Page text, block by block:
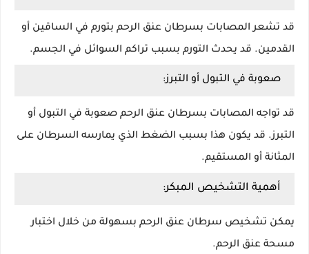
قد تشعر المصابات بسرطان عنق الرحم بتورم في الساقين أو
القدمين. قد يحدث التورم بسبب تراكم السوائل في الجسم.
صعوبة في التبول أو التبرز:
قد تواجه المصابات بسرطان عنق الرحم صعوبة في التبول أو
التبرز. قد يكون هذا بسبب الضغط الذي يمارسه السرطان على
المثانة أو المستقيم.
أهمية التشخيص المبكر:
يمكن تشخيص سرطان عنق الرحم بسهولة من خلال اختبار
مسحة عنق الرحم.